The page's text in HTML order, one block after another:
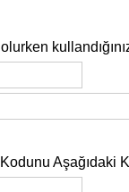
olurken
Aşağıdaki